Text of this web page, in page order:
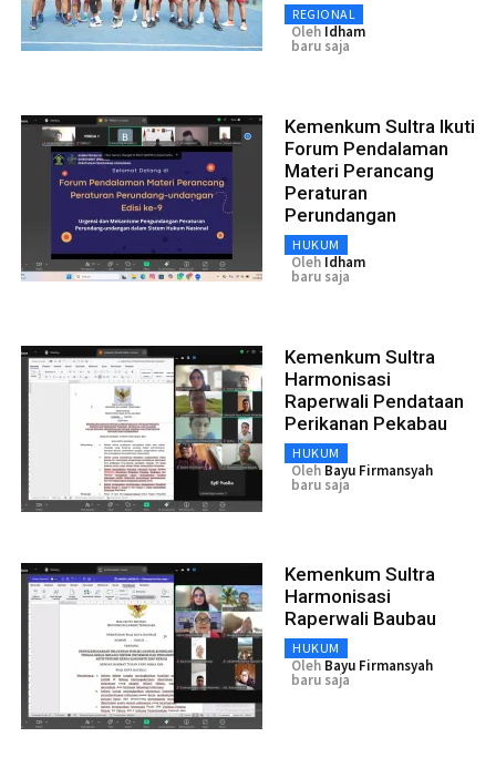
REGIONAL
Oleh Idham
baru saja
Kemenkum Sultra Ikuti
Forum Pendalaman
Materi Perancang
Peraturan
Perundangan
HUKUM
Oleh Idham
baru saja
Kemenkum Sultra
Harmonisasi
Raperwali Pendataan
Perikanan Pekabau
HUKUM
Oleh Bayu Firmansyah
baru saja
Kemenkum Sultra
Harmonisasi
Raperwali Baubau
HUKUM
Oleh Bayu Firmansyah
baru saja